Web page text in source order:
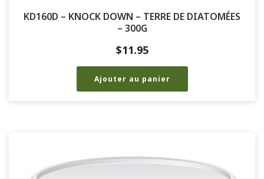
KD160D – KNOCK DOWN – TERRE DE DIATOMÉES
– 300G
$11.95
Ajouter au panier